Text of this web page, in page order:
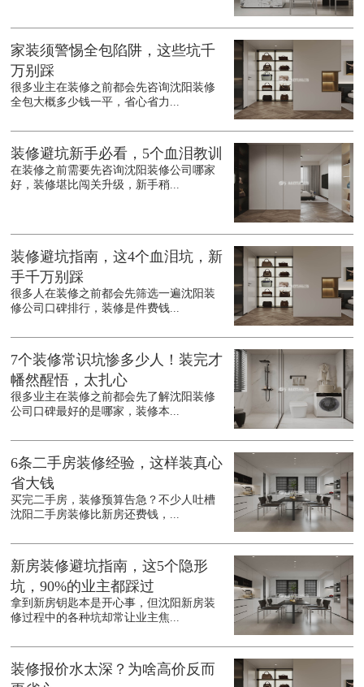
家装须警惕全包陷阱，这些坑千
万别踩
很多业主在装修之前都会先咨询沈阳装修
全包大概多少钱一平，省心省力...
装修避坑新手必看，5个血泪教训
在装修之前需要先咨询沈阳装修公司哪家
好，装修堪比闯关升级，新手稍...
装修避坑指南，这4个血泪坑，新
手千万别踩
很多人在装修之前都会先筛选一遍沈阳装
修公司口碑排行，装修是件费钱...
7个装修常识坑惨多少人！装完才
幡然醒悟，太扎心
很多业主在装修之前都会先了解沈阳装修
公司口碑最好的是哪家，装修本...
6条二手房装修经验，这样装真心
省大钱
买完二手房，装修预算告急？不少人吐槽
沈阳二手房装修比新房还费钱，...
新房装修避坑指南，这5个隐形
坑，90%的业主都踩过
拿到新房钥匙本是开心事，但沈阳新房装
修过程中的各种坑却常让业主焦...
装修报价水太深？为啥高价反而